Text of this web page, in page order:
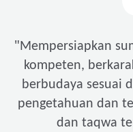
"Mempersiapkan
kompeten,
berbudaya sesuai
pengetahuan dan
dan taqwa